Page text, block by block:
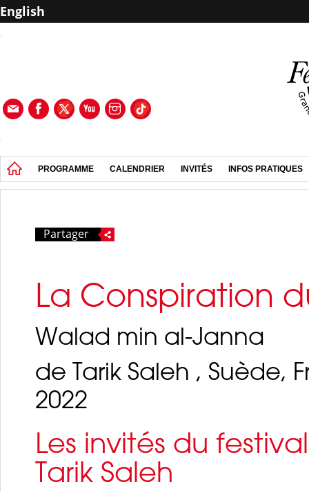
English
PROGRAMME CALENDRIER INVITÉS INFOS PRATIQUES
Partager
La Conspiration
Walad min al-Janna
de Tarik Saleh , Suède,
2022
Les invités du
Tarik Saleh